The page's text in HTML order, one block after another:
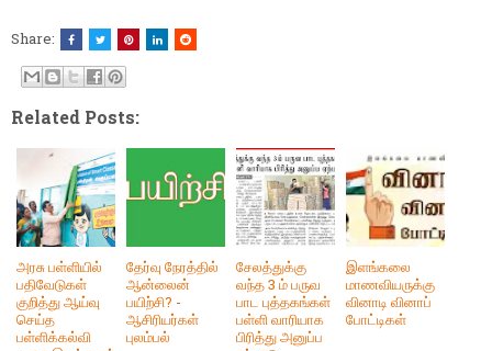
Share:
Related Posts:
அரசு பள்ளியில்
பதிவேடுகள்
குறித்து ஆய்வு
செய்த
பள்ளிக்கல்வி
தேர்வு நேரத்தில்
ஆன்லைன்
பயிற்சி? -
ஆசிரியர்கள்
புலம்பல்
சேலத்துக்கு
வந்த 3 ம் பருவ
பாட புத்தகங்கள்
பள்ளி வாரியாக
பிரித்து அனுப்ப
இளங்கலை
மாணவியருக்கு
வினாடி வினாப்
போட்டிகள்